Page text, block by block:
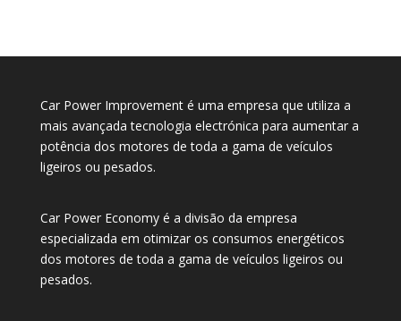
Car Power Improvement é uma empresa que utiliza a
mais avançada tecnologia electrónica para aumentar a
potência dos motores de toda a gama de veículos
ligeiros ou pesados.
Car Power Economy é a divisão da empresa
especializada em otimizar os consumos energéticos
dos motores de toda a gama de veículos ligeiros ou
pesados.